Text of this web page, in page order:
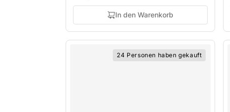
In den Warenkorb
24 Personen haben gekauft